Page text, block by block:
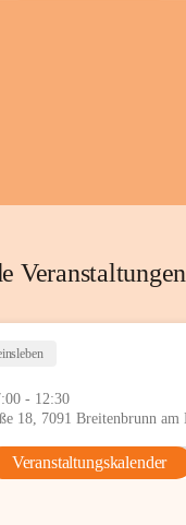
Veranstaltungen
- 12:30
Veranstaltungskalender